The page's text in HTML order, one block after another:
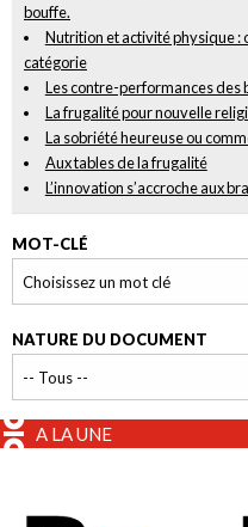
bouffe.
Nutrition et activité physique :
catégorie
Les contre-performances des
La frugalité pour nouvelle
La sobriété heureuse ou
Aux tables de la frugalité
L’innovation s’accroche aux
MOT-CLÉ
NATURE DU DOCUMENT
A LA UNE